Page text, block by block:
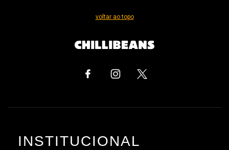
voltar ao topo
INSTITUCIONAL